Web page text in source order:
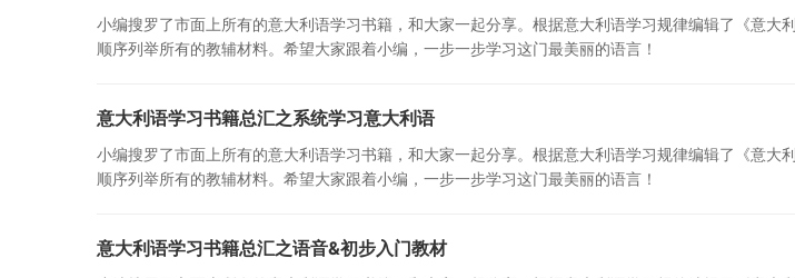
小编搜罗了市面上所有的意大利语学习书籍，和大家一起分享。根据意大利语学习规律编辑了《意大
顺序列举所有的教辅材料。希望大家跟着小编，一步一步学习这门最美丽的语言！
意大利语学习书籍总汇之系统学习意大利语
小编搜罗了市面上所有的意大利语学习书籍，和大家一起分享。根据意大利语学习规律编辑了《意大
顺序列举所有的教辅材料。希望大家跟着小编，一步一步学习这门最美丽的语言！
意大利语学习书籍总汇之语音&初步入门教材